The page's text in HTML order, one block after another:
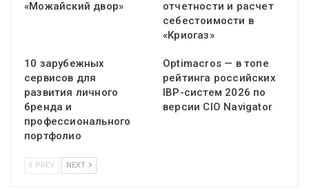
«Можайский двор»
отчетности и расчет
себестоимости в
«Криогаз»
10 зарубежных
сервисов для
развития личного
бренда и
профессионального
портфолио
Optimacros — в топе
рейтинга российских
IBP-систем 2026 по
версии CIO Navigator
PREV NEXT